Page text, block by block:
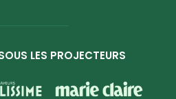
LES PROJECTEURS